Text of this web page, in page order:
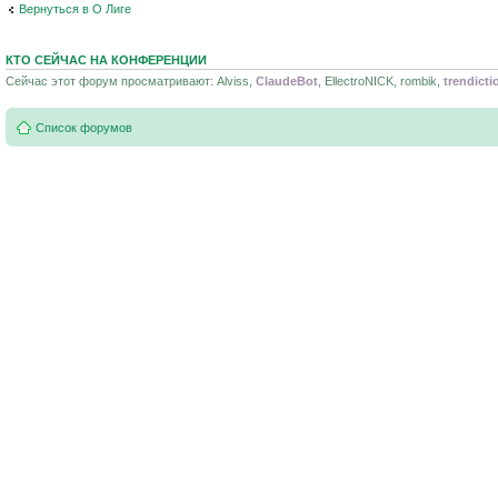
Вернуться в О Лиге
КТО СЕЙЧАС НА КОНФЕРЕНЦИИ
Сейчас этот форум просматривают: Alviss, ClaudeBot , EllectroNICK, rombik,
Список форумов